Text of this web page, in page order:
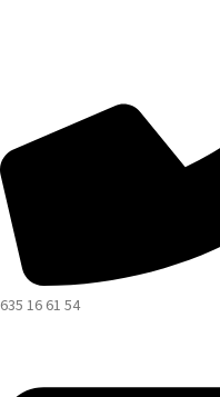
635 16 61 54